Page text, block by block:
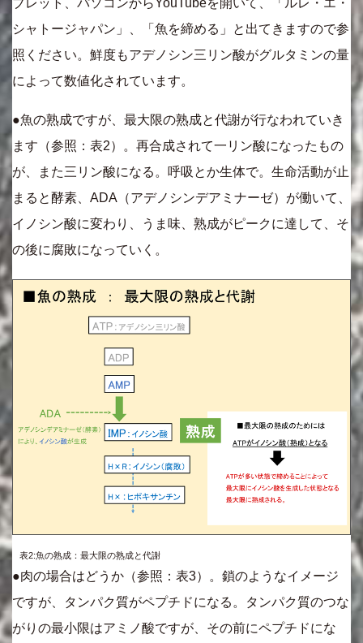
ブレット、パソコンからYouTubeを開いて、「ルレ・エ・
シャトージャパン」、「魚を締める」と出てきますので参
照ください。鮮度もアデノシン三リン酸がグルタミンの量
によって数値化されています。
●魚の熟成ですが、最大限の熟成と代謝が行なわれていき
ます（参照：表2）。再合成されて一リン酸になったもの
が、また三リン酸になる。呼吸とか生体で。生命活動が止
まると酵素、ADA（アデノシンデアミナーゼ）が働いて、
イノシン酸に変わり、うま味、熟成がピークに達して、そ
の後に腐敗になっていく。
表2:魚の熟成：最大限の熟成と代謝
●肉の場合はどうか（参照：表3）。鎖のようなイメージ
ですが、タンパク質がペプチドになる。タンパク質のつな
がりの最小限はアミノ酸ですが、その前にペプチドにな